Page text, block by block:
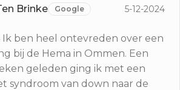
Brinke Google 5-12-2024
Ik ben heel ontevreden over een
bij de Hema in Ommen. Een
geleden ging ik met een
syndroom van down naar de